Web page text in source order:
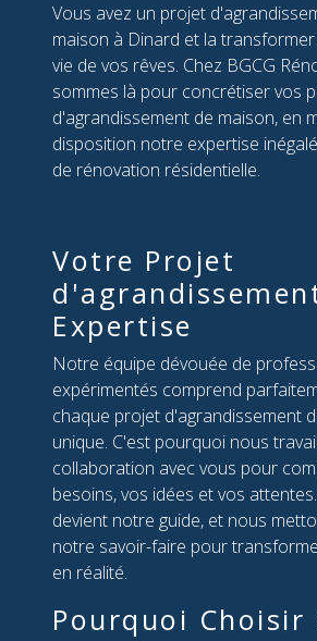
Vous avez un projet
maison à Dinard et la
vie de vos rêves. Chez BGCG
sommes là pour concrétiser vos
d'agrandissement de maison, en
disposition notre expertise
de rénovation résidentielle.
Votre Projet
Expertise
Notre équipe dévouée de
expérimentés comprend
chaque projet d'agrandissement
unique. C'est pourquoi nous
collaboration avec vous pour
besoins, vos idées et vos
devient notre guide, et nous
notre savoir-faire pour
en réalité.
Pourquoi Choisir